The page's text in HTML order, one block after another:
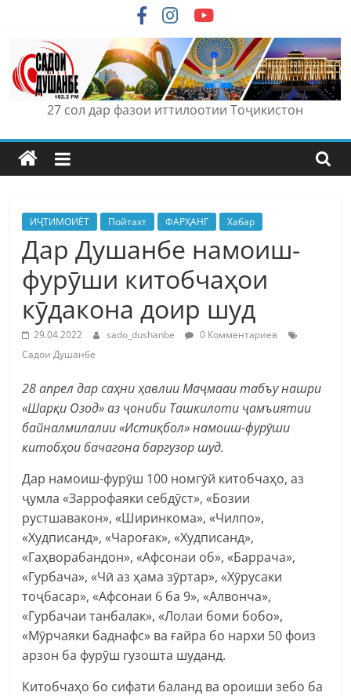
content
27 сол дар фазои иттилоотии Тоҷикистон
ИҶТИМОИЁТ Пойтахт ФАРҲАНГ Хабар
Дар Душанбе намоиш-
фурӯши китобчаҳои
кӯдакона доир шуд
29.04.2022 sado_dushanbe
0 Комментариев
Садои Душанбе
28 апрел дар саҳни ҳавлии Маҷмааи табъу нашри
«Шарқи Озод» аз ҷониби Ташкилоти ҷамъиятии
байналмилалии «Истиқбол» намоиш-фурӯши
китобҳои бачагона баргузор шуд.
Дар намоиш-фурӯш 100 номгӯй китобчаҳо, аз
ҷумла «Заррофаяки себдӯст», «Бозии
рустшавакон», «Ширинкома», «Чилпо»,
«Худписанд», «Чароғак», «Худписанд»,
«Гаҳворабандон», «Афсонаи об», «Баррача»,
«Гурбача», «Чӣ аз ҳама зӯртар», «Хӯрусаки
тоҷбасар», «Афсонаи 6 ба 9», «Алвонча»,
«Гурбачаи танбалак», «Лолаи боми бобо»,
«Мӯрчаяки баднафс» ва ғайра бо нархи 50 фоиз
арзон ба фурӯш гузошта шуданд.
Китобчаҳо бо сифати баланд ва ороиши зебо ба